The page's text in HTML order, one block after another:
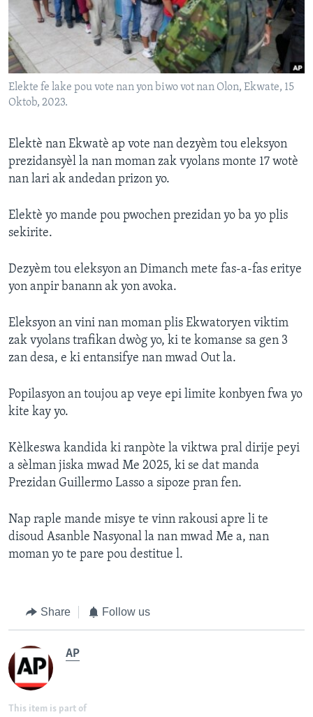
Languages
Elekte fe lake pou vote nan yon biwo vot nan Olon, Ekwate, 15
Oktob, 2023.
Elektè nan Ekwatè ap vote nan dezyèm tou eleksyon
prezidansyèl la nan moman zak vyolans monte 17 wotè
nan lari ak andedan prizon yo.
Elektè yo mande pou pwochen prezidan yo ba yo plis
sekirite.
Dezyèm tou eleksyon an Dimanch mete fas-a-fas eritye
yon anpir banann ak yon avoka.
Eleksyon an vini nan moman plis Ekwatoryen viktim
zak vyolans trafikan dwòg yo, ki te komanse sa gen 3
zan desa, e ki entansifye nan mwad Out la.
Popilasyon an toujou ap veye epi limite konbyen fwa yo
kite kay yo.
Kèlkeswa kandida ki ranpòte la viktwa pral dirije peyi
a sèlman jiska mwad Me 2025, ki se dat manda
Prezidan Guillermo Lasso a sipoze pran fen.
Nap raple mande misye te vinn rakousi apre li te
disoud Asanble Nasyonal la nan mwad Me a, nan
moman yo te pare pou destitue l.
Share Follow us
AP
This item is part of